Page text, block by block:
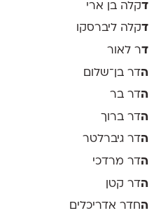
דקלה בן ארי
דקלה ליברסקו
דר לאור
הדר בן־שלום
הדר בר
הדר ברוך
הדר גיברלטר
הדר מרדכי
הדר קטן
החדר אדריכלים